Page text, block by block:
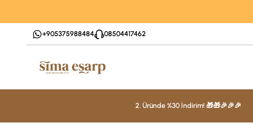
+905375988484 08504417462
2. Üründe %30 İndirim! 🎁🎁🎉🎉🎉